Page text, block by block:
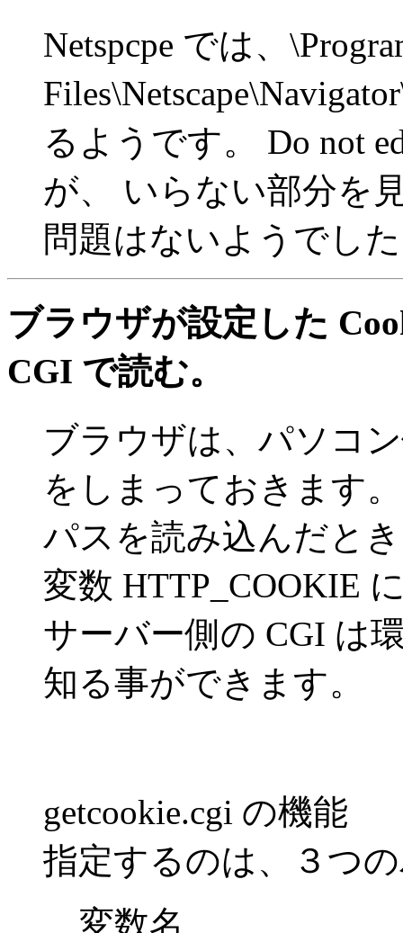
Netspcpe では、
るようです。 Do not
が、 いらない部分を
問題はないようでした
ブラウザが設定した
CGI で読む。
ブラウザは、パソコ
をしまっておきます
パスを読み込んだと
変数 HTTP_COOKIE
サーバー側の CGI は
知る事ができます。
getcookie.cgi の機能
指定するのは、３つ
変数名